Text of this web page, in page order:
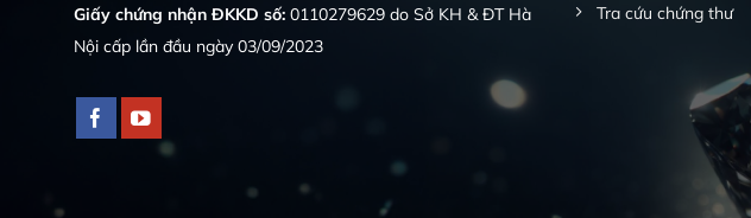
Giấy chứng nhận ĐKKD số: 0110279629 do Sở KH & ĐT Hà
Nội cấp lần đầu ngày 03/09/2023
Tra cứu chứng thư